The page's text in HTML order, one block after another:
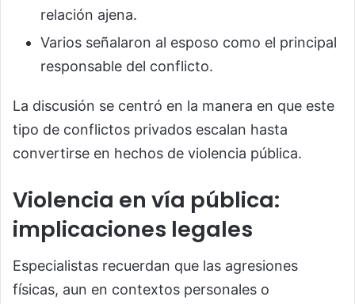
relación ajena.
Varios señalaron al esposo como el principal
responsable del conflicto.
La discusión se centró en la manera en que este
tipo de conflictos privados escalan hasta
convertirse en hechos de violencia pública.
Violencia en vía pública:
implicaciones legales
Especialistas recuerdan que las agresiones
físicas, aun en contextos personales o